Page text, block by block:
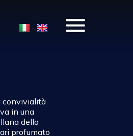
convivialità
in una
della
profumato